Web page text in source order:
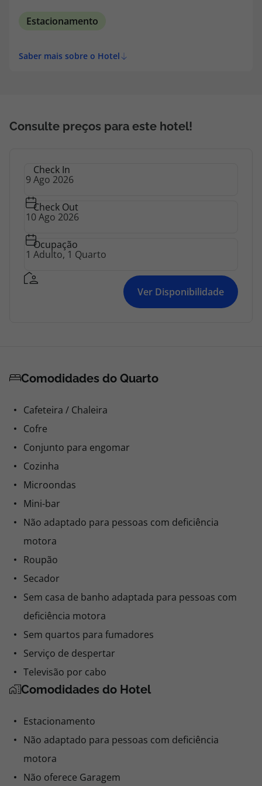
Estacionamento
Saber mais sobre o Hotel
Consulte preços para este hotel!
Check In
Check Out
Ocupação
Ver Disponibilidade
Comodidades do Quarto
Cafeteira / Chaleira
Cofre
Conjunto para engomar
Cozinha
Microondas
Mini-bar
Não adaptado para pessoas com deficiência
motora
Roupão
Secador
Sem casa de banho adaptada para pessoas com
deficiência motora
Sem quartos para fumadores
Serviço de despertar
Televisão por cabo
Comodidades do Hotel
Estacionamento
Não adaptado para pessoas com deficiência
motora
Não oferece Garagem